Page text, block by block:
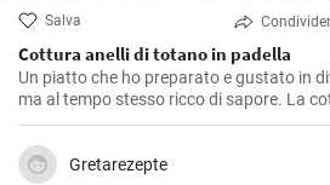
Salva
Cottura anelli di totano in padella
Un piatto che ho preparato e gustato in
ma al tempo stesso ricco di sapore. La
totani morbidi e saporiti. Ho scoperto
perfetta è far rosolare i totani a calore
all'interno, evitando che diventino troppo
Gretarezepte